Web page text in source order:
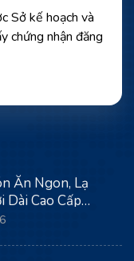
Sở kế hoạch và
chứng nhận đăng
Ăn Ngon, Lạ
Dài Cao Cấp